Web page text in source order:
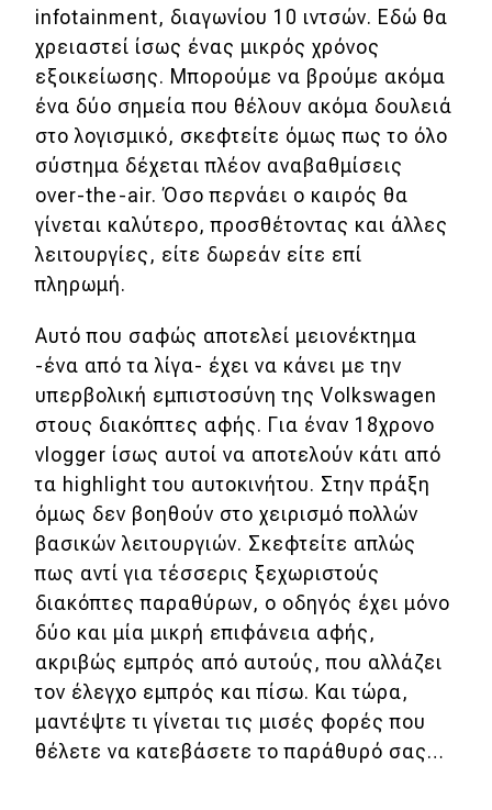
infotainment, διαγωνίου 10 ιντσών. Εδώ θα
χρειαστεί ίσως ένας μικρός χρόνος
εξοικείωσης. Μπορούμε να βρούμε ακόμα
ένα δύο σημεία που θέλουν ακόμα δουλειά
στο λογισμικό, σκεφτείτε όμως πως το όλο
σύστημα δέχεται πλέον αναβαθμίσεις
over-the-air. Όσο περνάει ο καιρός θα
γίνεται καλύτερο, προσθέτοντας και άλλες
λειτουργίες, είτε δωρεάν είτε επί
πληρωμή.
Αυτό που σαφώς αποτελεί μειονέκτημα
-ένα από τα λίγα- έχει να κάνει με την
υπερβολική εμπιστοσύνη της Volkswagen
στους διακόπτες αφής. Για έναν 18χρονο
vlogger ίσως αυτοί να αποτελούν κάτι από
τα highlight του αυτοκινήτου. Στην πράξη
όμως δεν βοηθούν στο χειρισμό πολλών
βασικών λειτουργιών. Σκεφτείτε απλώς
πως αντί για τέσσερις ξεχωριστούς
διακόπτες παραθύρων, ο οδηγός έχει μόνο
δύο και μία μικρή επιφάνεια αφής,
ακριβώς εμπρός από αυτούς, που αλλάζει
τον έλεγχο εμπρός και πίσω. Και τώρα,
μαντέψτε τι γίνεται τις μισές φορές που
θέλετε να κατεβάσετε το παράθυρό σας…